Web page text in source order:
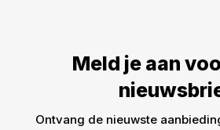
Meld je aan
Ontvang de nieuwste